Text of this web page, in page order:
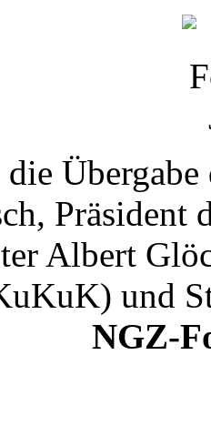
die
Präsident
Albert
und
NGZ-